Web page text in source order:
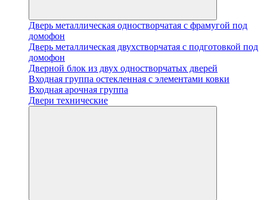
Дверь металлическая одностворчатая с фрамугой под
домофон
Дверь металлическая двухстворчатая с подготовкой под
домофон
Дверной блок из двух одностворчатых дверей
Входная группа остекленная с элементами ковки
Входная арочная группа
Двери технические